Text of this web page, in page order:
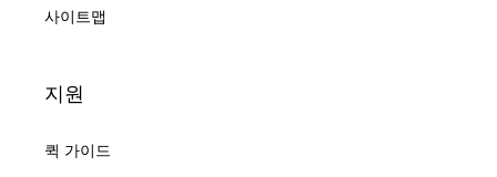
사이트맵
지원
퀵 가이드